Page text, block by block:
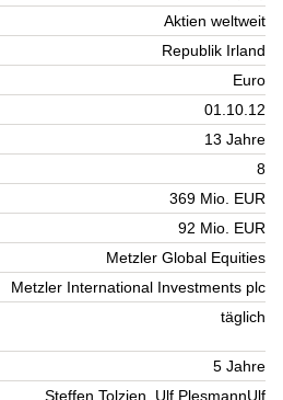
Aktien weltweit
Republik Irland
Euro
01.10.12
13 Jahre
8
369 Mio. EUR
92 Mio. EUR
Metzler Global Equities
Metzler International Investments plc
täglich
5 Jahre
Steffen Tolzien, Ulf PlesmannUlf